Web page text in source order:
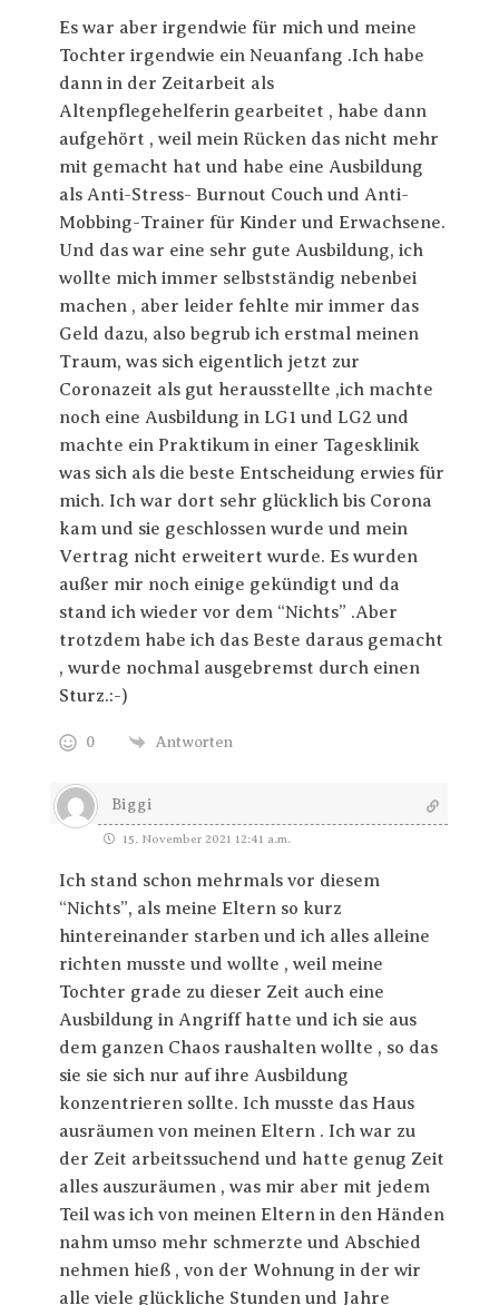
Es war aber irgendwie für mich und meine
Tochter irgendwie ein Neuanfang .Ich habe
dann in der Zeitarbeit als
Altenpflegehelferin gearbeitet , habe dann
aufgehört , weil mein Rücken das nicht mehr
mit gemacht hat und habe eine Ausbildung
als Anti-Stress- Burnout Couch und Anti-
Mobbing-Trainer für Kinder und Erwachsene.
Und das war eine sehr gute Ausbildung, ich
wollte mich immer selbstständig nebenbei
machen , aber leider fehlte mir immer das
Geld dazu, also begrub ich erstmal meinen
Traum, was sich eigentlich jetzt zur
Coronazeit als gut herausstellte ,ich machte
noch eine Ausbildung in LG1 und LG2 und
machte ein Praktikum in einer Tagesklinik
was sich als die beste Entscheidung erwies für
mich. Ich war dort sehr glücklich bis Corona
kam und sie geschlossen wurde und mein
Vertrag nicht erweitert wurde. Es wurden
außer mir noch einige gekündigt und da
stand ich wieder vor dem “Nichts” .Aber
trotzdem habe ich das Beste daraus gemacht
, wurde nochmal ausgebremst durch einen
Sturz.:-)
0 Antworten
Biggi
15. November 2021 12:41 a.m.
Ich stand schon mehrmals vor diesem
“Nichts”, als meine Eltern so kurz
hintereinander starben und ich alles alleine
richten musste und wollte , weil meine
Tochter grade zu dieser Zeit auch eine
Ausbildung in Angriff hatte und ich sie aus
dem ganzen Chaos raushalten wollte , so das
sie sie sich nur auf ihre Ausbildung
konzentrieren sollte. Ich musste das Haus
ausräumen von meinen Eltern . Ich war zu
der Zeit arbeitssuchend und hatte genug Zeit
alles auszuräumen , was mir aber mit jedem
Teil was ich von meinen Eltern in den Händen
nahm umso mehr schmerzte und Abschied
nehmen hieß , von der Wohnung in der wir
alle viele glückliche Stunden und Jahre